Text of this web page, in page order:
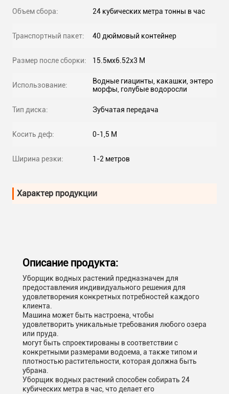
Объем сбора: 24 кубических метра тонны в час
Транспортный пакет: 40 дюймовый контейнер
Размер после сборки: 15.5мx6.52х3 М
Использование:
Водные гиацинты, какашки, энтеро
морфы, голубые водоросли
Тип диска: Зубчатая передача
Косить деф: 0-1,5 М
Ширина резки: 1-2 метров
Характер продукции
Описание продукта:
Уборщик водных растений предназначен для
предоставления индивидуального решения для
удовлетворения конкретных потребностей каждого
клиента.
Машина может быть настроена, чтобы
удовлетворить уникальные требования любого озера
или пруда.
могут быть спроектированы в соответствии с
конкретными размерами водоема, а также типом и
плотностью растительности, которая должна быть
убрана.
Уборщик водных растений способен собирать 24
кубических метра в час, что делает его